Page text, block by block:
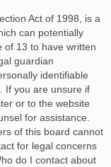
Act of 1998, is a
can potentially
of 13 to have written
guardian
identifiable
If you are unsure if
or to the website
for assistance.
of this board cannot
for legal concerns
do I contact about